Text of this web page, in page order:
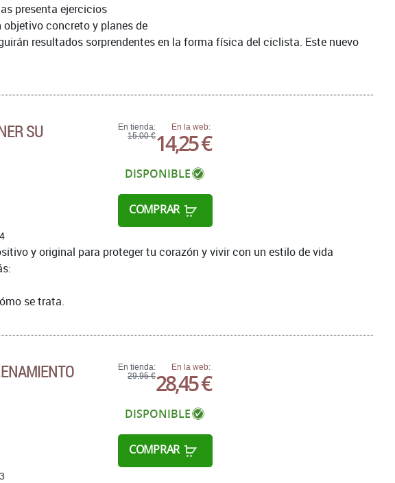
presenta ejercicios
concreto y planes de
resultados sorprendentes en la forma física del ciclista. Este nuevo
SU
En tienda:
15,00 €
En la web:
14,25 €
DISPONIBLE
COMPRAR
y original para proteger tu corazón y vivir con un estilo de vida
se trata.
En tienda:
29,95 €
En la web:
28,45 €
DISPONIBLE
COMPRAR